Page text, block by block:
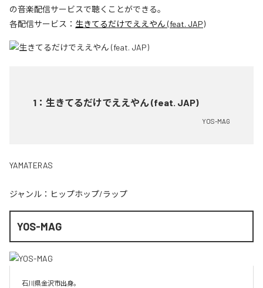
の音楽配信サービスで聴くことができる。
各配信サービス： 生きてるだけでええやん (feat. JAP)
1 ： 生きてるだけでええやん (feat. JAP)
YOS-MAG
YAMATERAS
ジャンル： ヒップホップ/ラップ
YOS-MAG
石川県金沢市出身。